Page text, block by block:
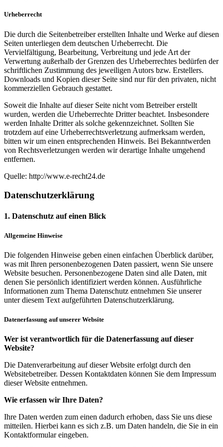
Urheberrecht
Die durch die Seitenbetreiber erstellten Inhalte und Werke auf diesen
Seiten unterliegen dem deutschen Urheberrecht. Die
Vervielfältigung, Bearbeitung, Verbreitung und jede Art der
Verwertung außerhalb der Grenzen des Urheberrechtes bedürfen der
schriftlichen Zustimmung des jeweiligen Autors bzw. Erstellers.
Downloads und Kopien dieser Seite sind nur für den privaten, nicht
kommerziellen Gebrauch gestattet.
Soweit die Inhalte auf dieser Seite nicht vom Betreiber erstellt
wurden, werden die Urheberrechte Dritter beachtet. Insbesondere
werden Inhalte Dritter als solche gekennzeichnet. Sollten Sie
trotzdem auf eine Urheberrechtsverletzung aufmerksam werden,
bitten wir um einen entsprechenden Hinweis. Bei Bekanntwerden
von Rechtsverletzungen werden wir derartige Inhalte umgehend
entfernen.
Quelle: http://www.e-recht24.de
Datenschutzerklärung
1. Datenschutz auf einen Blick
Allgemeine Hinweise
Die folgenden Hinweise geben einen einfachen Überblick darüber,
was mit Ihren personenbezogenen Daten passiert, wenn Sie unsere
Website besuchen. Personenbezogene Daten sind alle Daten, mit
denen Sie persönlich identifiziert werden können. Ausführliche
Informationen zum Thema Datenschutz entnehmen Sie unserer
unter diesem Text aufgeführten Datenschutzerklärung.
Datenerfassung auf unserer Website
Wer ist verantwortlich für die Datenerfassung auf dieser
Website?
Die Datenverarbeitung auf dieser Website erfolgt durch den
Websitebetreiber. Dessen Kontaktdaten können Sie dem Impressum
dieser Website entnehmen.
Wie erfassen wir Ihre Daten?
Ihre Daten werden zum einen dadurch erhoben, dass Sie uns diese
mitteilen. Hierbei kann es sich z.B. um Daten handeln, die Sie in ein
Kontaktformular eingeben.